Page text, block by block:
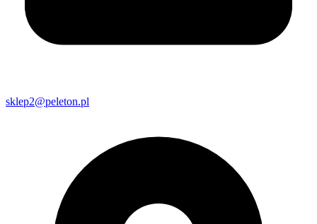
sklep2@peleton.pl